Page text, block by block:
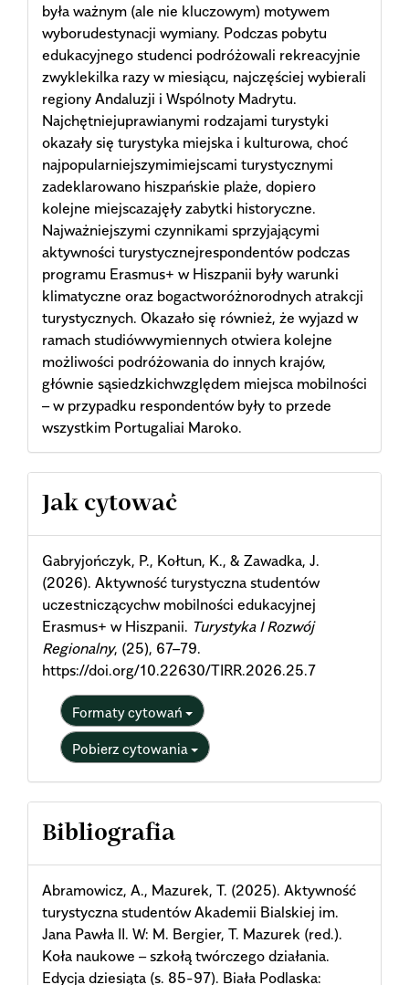
była ważnym (ale nie kluczowym) motywem
wyborudestynacji wymiany. Podczas pobytu
edukacyjnego studenci podróżowali rekreacyjnie
zwyklekilka razy w miesiącu, najczęściej wybierali
regiony Andaluzji i Wspólnoty Madrytu.
Najchętniejuprawianymi rodzajami turystyki
okazały się turystyka miejska i kulturowa, choć
najpopularniejszymimiejscami turystycznymi
zadeklarowano hiszpańskie plaże, dopiero
kolejne miejscazajęły zabytki historyczne.
Najważniejszymi czynnikami sprzyjającymi
aktywności turystycznejrespondentów podczas
programu Erasmus+ w Hiszpanii były warunki
klimatyczne oraz bogactworóżnorodnych atrakcji
turystycznych. Okazało się również, że wyjazd w
ramach studiówwymiennych otwiera kolejne
możliwości podróżowania do innych krajów,
głównie sąsiedzkichwzględem miejsca mobilności
– w przypadku respondentów były to przede
wszystkim Portugaliai Maroko.
Article
Details
Jak cytować
Gabryjończyk, P., Kołtun, K., & Zawadka, J.
(2026). Aktywność turystyczna studentów
uczestniczącychw mobilności edukacyjnej
Erasmus+ w Hiszpanii. Turystyka I Rozwój
Regionalny, (25), 67–79.
https://doi.org/10.22630/TIRR.2026.25.7
Formaty cytowań
Pobierz cytowania
Bibliografia
Abramowicz, A., Mazurek, T. (2025). Aktywność
turystyczna studentów Akademii Bialskiej im.
Jana Pawła II. W: M. Bergier, T. Mazurek (red.).
Koła naukowe – szkołą twórczego działania.
Edycja dziesiąta (s. 85-97). Biała Podlaska: